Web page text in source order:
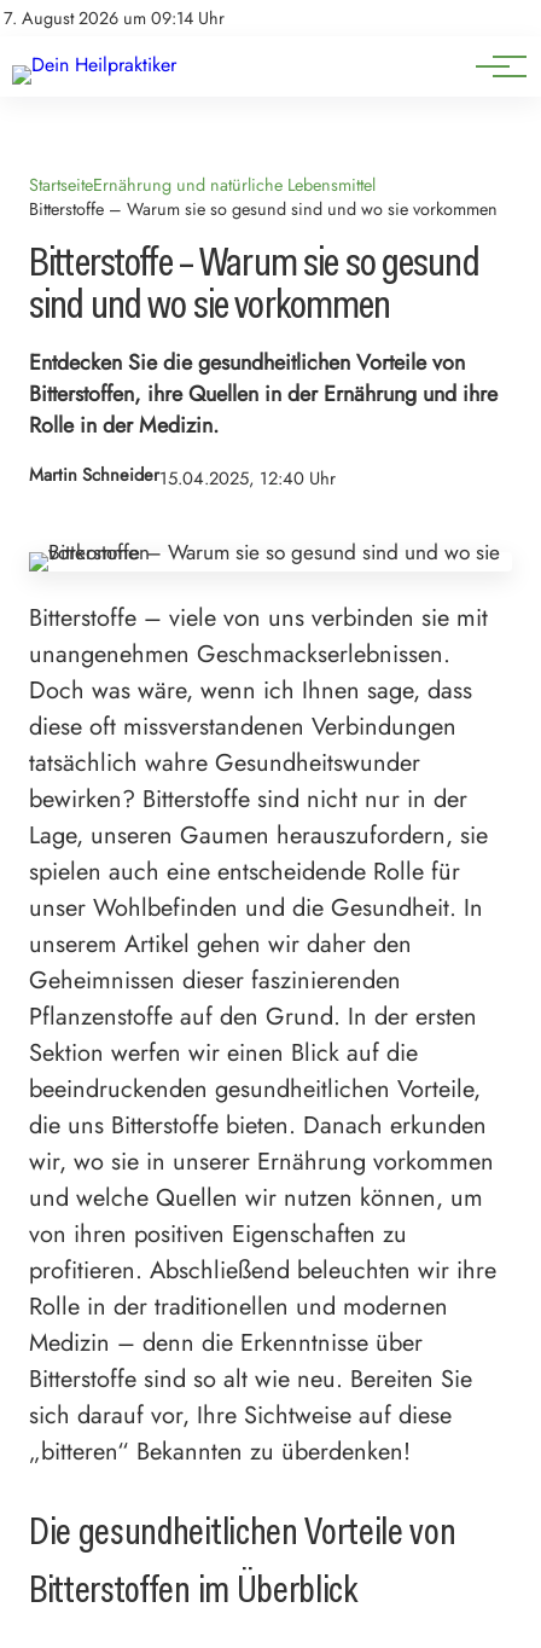
7. August 2026 um 09:14 Uhr
Impressum
Natürliche Medizin
Heilpflanzen & Kräuterkunde
StartseiteErnährung und natürliche Lebensmittel
Bitterstoffe – Warum sie so gesund sind und wo sie vorkommen
Bitterstoffe – Warum sie so gesund
sind und wo sie vorkommen
Entdecken Sie die gesundheitlichen Vorteile von
Bitterstoffen, ihre Quellen in der Ernährung und ihre
Rolle in der Medizin.
Martin Schneider15.04.2025, 12:40 Uhr
Bitterstoffe – viele von uns verbinden sie mit
unangenehmen Geschmackserlebnissen.
Doch was wäre, wenn ich Ihnen sage, dass
diese oft missverstandenen Verbindungen
tatsächlich wahre Gesundheitswunder
bewirken? Bitterstoffe sind nicht nur in der
Lage, unseren Gaumen herauszufordern, sie
spielen auch eine entscheidende Rolle für
unser Wohlbefinden und die Gesundheit. In
unserem Artikel gehen wir daher den
Geheimnissen dieser faszinierenden
Pflanzenstoffe auf den Grund. In der ersten
Sektion werfen wir einen Blick auf die
beeindruckenden gesundheitlichen Vorteile,
die uns Bitterstoffe bieten. Danach erkunden
wir, wo sie in unserer Ernährung vorkommen
und welche Quellen wir nutzen können, um
von ihren positiven Eigenschaften zu
profitieren. Abschließend beleuchten wir ihre
Rolle in der traditionellen und modernen
Medizin – denn die Erkenntnisse über
Bitterstoffe sind so alt wie neu. Bereiten Sie
sich darauf vor, Ihre Sichtweise auf diese
„bitteren“ Bekannten zu überdenken!
Die gesundheitlichen Vorteile von
Bitterstoffen im Überblick